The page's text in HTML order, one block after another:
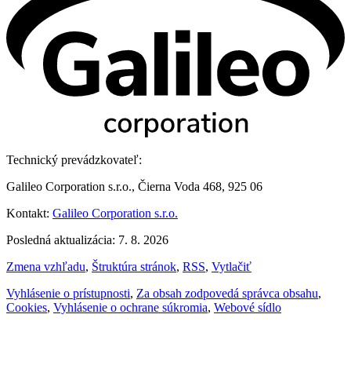
Technický prevádzkovateľ:
Galileo Corporation s.r.o., Čierna Voda 468, 925 06
Kontakt: Galileo Corporation s.r.o.
Posledná aktualizácia: 7. 8. 2026
Zmena vzhľadu, Štruktúra stránok, RSS, Vytlačiť
Vyhlásenie o prístupnosti, Za obsah zodpovedá správca obsahu,
Cookies, Vyhlásenie o ochrane súkromia, Webové sídlo